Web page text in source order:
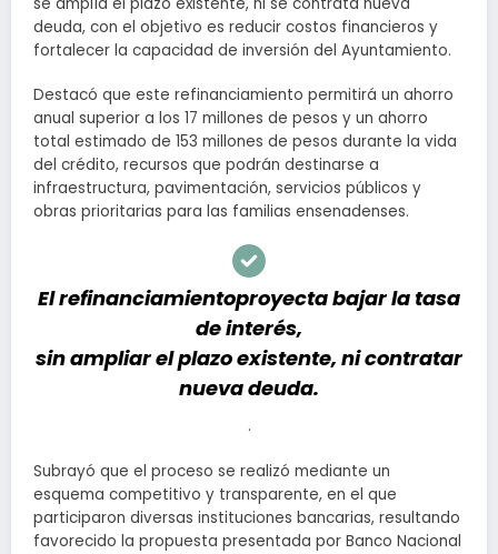
deuda, con el objetivo es reducir costos financieros y
fortalecer la capacidad de inversión del Ayuntamiento.
Destacó que este refinanciamiento permitirá un ahorro
anual superior a los 17 millones de pesos y un ahorro
total estimado de 153 millones de pesos durante la vida
del crédito, recursos que podrán destinarse a
infraestructura, pavimentación, servicios públicos y
obras prioritarias para las familias ensenadenses.
El refinanciamientoproyecta bajar la tasa
de interés,
sin ampliar el plazo existente, ni contratar
nueva deuda.
.
Subrayó que el proceso se realizó mediante un
esquema competitivo y transparente, en el que
participaron diversas instituciones bancarias, resultando
favorecido la propuesta presentada por Banco Nacional